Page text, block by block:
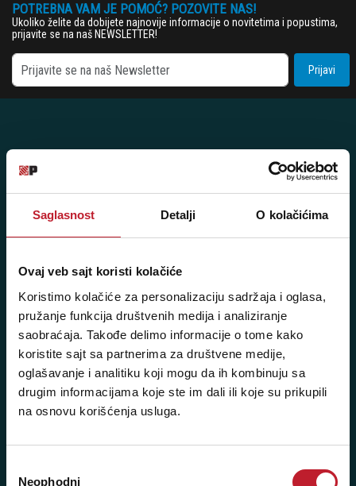
Saglasnost Detalji O kolačićima
Ovaj veb sajt koristi kolačiće
Koristimo kolačiće za personalizaciju sadržaja i oglasa,
pružanje funkcija društvenih medija i analiziranje
saobraćaja. Takođe delimo informacije o tome kako
koristite sajt sa partnerima za društvene medije,
oglašavanje i analitiku koji mogu da ih kombinuju sa
drugim informacijama koje ste im dali ili koje su prikupili
na osnovu korišćenja usluga.
Neophodni
POTREBNA VAM JE POMOĆ? POZOVITE NAS!
Ukoliko želite da dobijete najnovije informacije o novitetima i popustima,
prijavite se na naš NEWSLETTER!
Prijavi
Posetite nas: Svetogorska 9,
11103 Beograd, Srbija
Pišite nam: info@player.rs
Sms/Viber/WhatsApp
060/6470116
NAŠE PRODAVNICE
Beograd - Svetogorska 9
Telefoni:
+381 11 3347 442
+381 11 3347 615